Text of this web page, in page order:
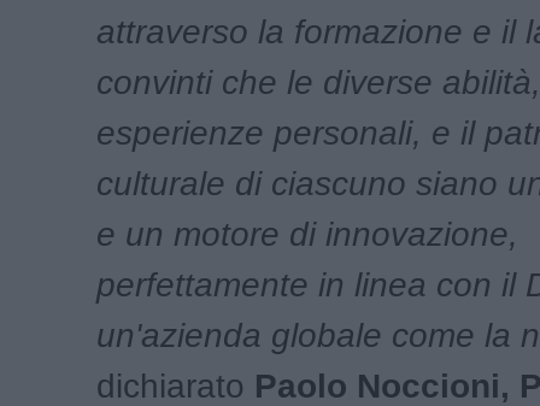
attraverso la formazione e il
convinti che le diverse
esperienze personali, e il
culturale di ciascuno siano
e un motore di innovazione,
perfettamente in linea con il
un'azienda globale come la
dichiarato Paolo Noccioni,